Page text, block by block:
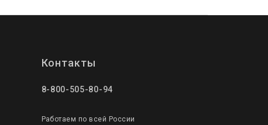
Контакты
8-800-505-80-94
Работаем по всей России